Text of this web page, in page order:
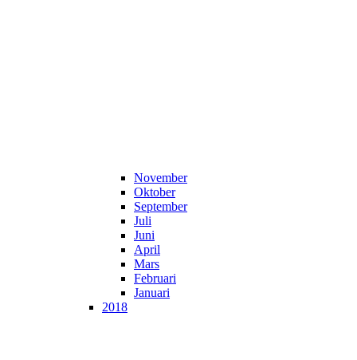
November
Oktober
September
Juli
Juni
April
Mars
Februari
Januari
2018